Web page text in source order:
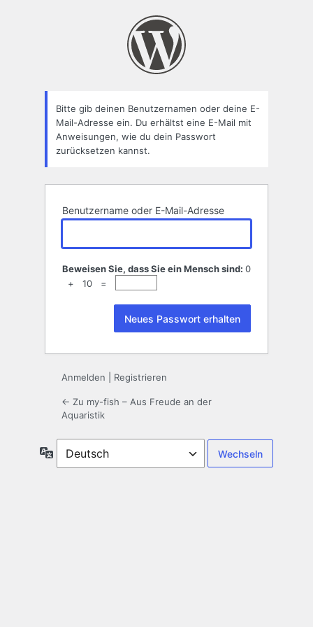
Bitte gib deinen Benutzernamen oder deine E-
Mail-Adresse ein. Du erhältst eine E-Mail mit
Anweisungen, wie du dein Passwort
zurücksetzen kannst.
Benutzername oder E-Mail-Adresse
Beweisen Sie, dass Sie ein Mensch sind: 0
+ 10 =
Anmelden Registrieren
← Zu my-fish – Aus Freude an der
Aquaristik
Sprache